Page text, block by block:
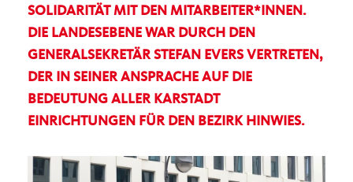
SOLIDARITÄT MIT DEN MITARBEITER*INNEN.
DIE LANDESEBENE WAR DURCH DEN
GENERALSEKRETÄR STEFAN EVERS VERTRETEN,
DER IN SEINER ANSPRACHE AUF DIE
BEDEUTUNG ALLER KARSTADT
EINRICHTUNGEN FÜR DEN BEZIRK HINWIES.